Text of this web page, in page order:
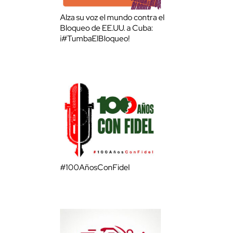
Alza su voz el mundo contra el
Bloqueo de EE.UU. a Cuba:
¡#TumbaElBloqueo!
#100AñosConFidel